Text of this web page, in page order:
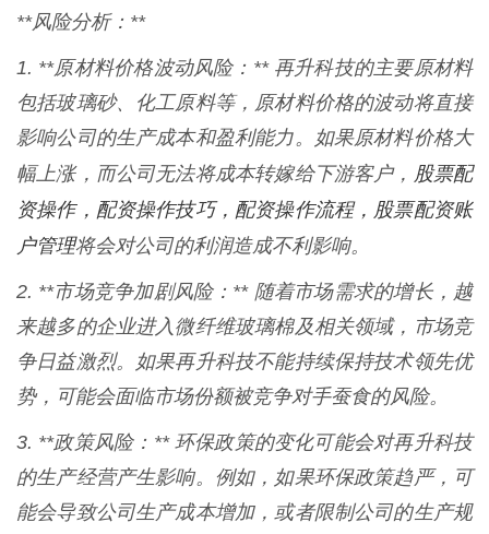
**风险分析：**
1. **原材料价格波动风险：** 再升科技的主要原材料
包括玻璃砂、化工原料等，原材料价格的波动将直接
影响公司的生产成本和盈利能力。如果原材料价格大
幅上涨，而公司无法将成本转嫁给下游客户， 股票配
资操作，配资操作技巧，配资操作流程，股票配资账
户管理将会对公司的利润造成不利影响。
2. **市场竞争加剧风险：** 随着市场需求的增长，越
来越多的企业进入微纤维玻璃棉及相关领域，市场竞
争日益激烈。如果再升科技不能持续保持技术领先优
势，可能会面临市场份额被竞争对手蚕食的风险。
3. **政策风险：** 环保政策的变化可能会对再升科技
的生产经营产生影响。例如，如果环保政策趋严，可
能会导致公司生产成本增加，或者限制公司的生产规